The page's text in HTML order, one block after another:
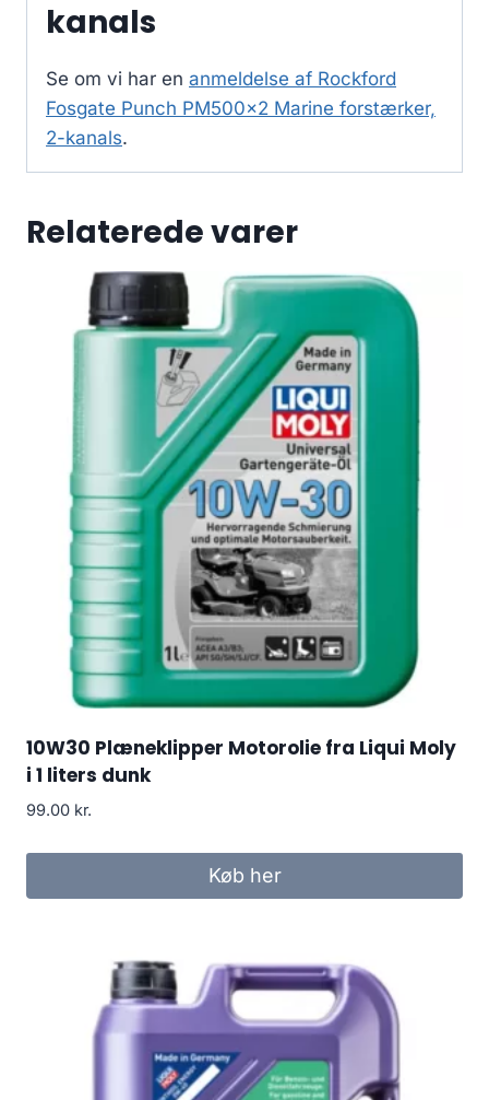
kanals
Se om vi har en anmeldelse af Rockford
Fosgate Punch PM500x2 Marine forstærker,
2-kanals.
Relaterede varer
10W30 Plæneklipper Motorolie fra Liqui Moly
i 1 liters dunk
99.00 kr.
Køb her